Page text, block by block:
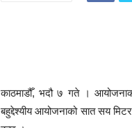
काठमाडौँ, भदौ ७ गते ।
बहुद्देश्यीय आयोजनाको सात सय